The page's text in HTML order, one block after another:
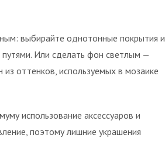
выбирайте однотонные покрытия и
Или сделать фон светлым —
оттенков, используемых в мозаике
использование аксессуаров и
поэтому лишние украшения